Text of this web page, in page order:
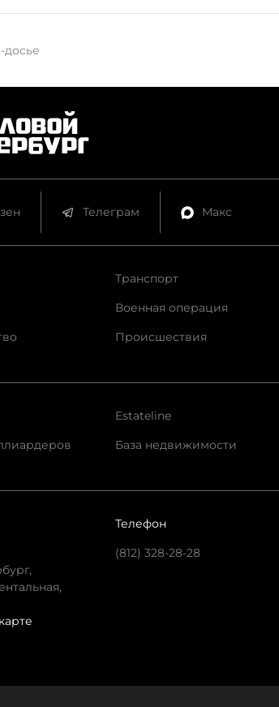
досье
Телеграм Макс
Транспорт
Военная операция
Происшествия
Estateline
База недвижимости
Телефон
(812) 328-28-28